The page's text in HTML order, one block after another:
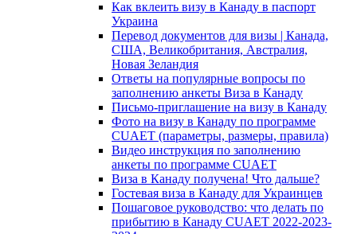
Как вклеить визу в Канаду в паспорт
Украина
Перевод документов для визы | Канада,
США, Великобритания, Австралия,
Новая Зеландия
Ответы на популярные вопросы по
заполнению анкеты Виза в Канаду
Письмо-приглашение на визу в Канаду
Фото на визу в Канаду по программе
CUAET (параметры, размеры, правила)
Видео инструкция по заполнению
анкеты по программе CUAET
Виза в Канаду получена! Что дальше?
Гостевая виза в Канаду для Украинцев
Пошаговое руководство: что делать по
прибытию в Канаду CUAET 2022-2023-